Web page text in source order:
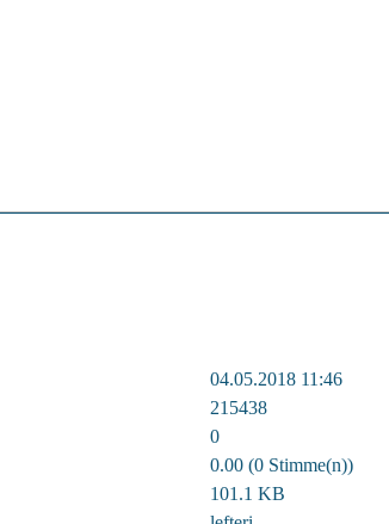
04.05.2018 11:46
215438
0
0.00 (0 Stimme(n))
101.1 KB